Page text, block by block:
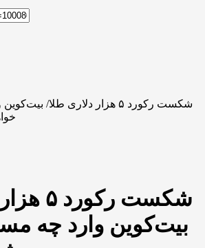
شکست رکورد ۵ هزار دلاری طلا/
شکست
بیت‌کوین وارد چه